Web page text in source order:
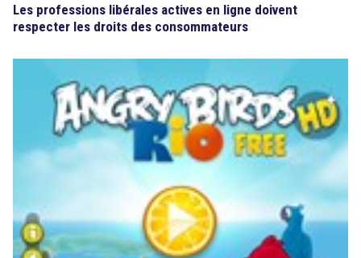
Les professions libérales actives en ligne doivent
respecter les droits des consommateurs